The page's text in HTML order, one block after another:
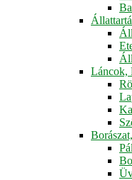
Láncok,